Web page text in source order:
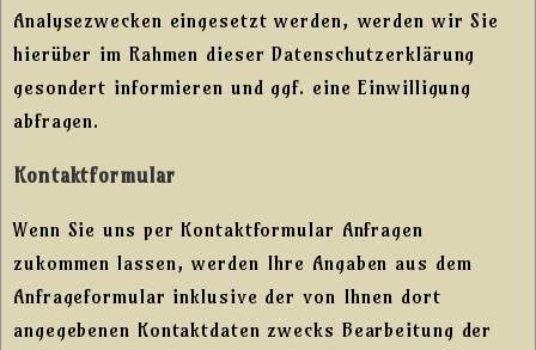
Analysezwecken eingesetzt werden, werden wir Sie
hierüber im Rahmen dieser Datenschutzerklärung
gesondert informieren und ggf. eine Einwilligung
abfragen.
Kontaktformular
Wenn Sie uns per Kontaktformular Anfragen
zukommen lassen, werden Ihre Angaben aus dem
Anfrageformular inklusive der von Ihnen dort
angegebenen Kontaktdaten zwecks Bearbeitung der